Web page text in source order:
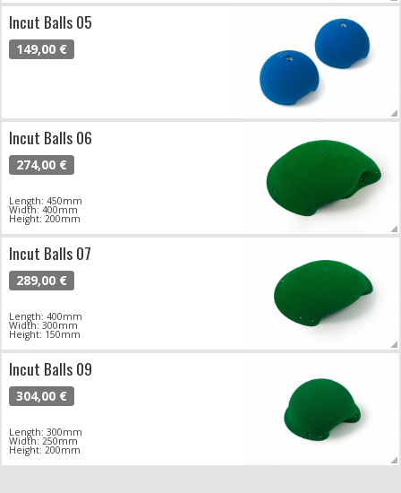
Incut Balls 05
149,00 €
Incut Balls 06
274,00 €
Length: 450mm
Width: 400mm
Height: 200mm
Incut Balls 07
289,00 €
Length: 400mm
Width: 300mm
Height: 150mm
Incut Balls 09
304,00 €
Length: 300mm
Width: 250mm
Height: 200mm